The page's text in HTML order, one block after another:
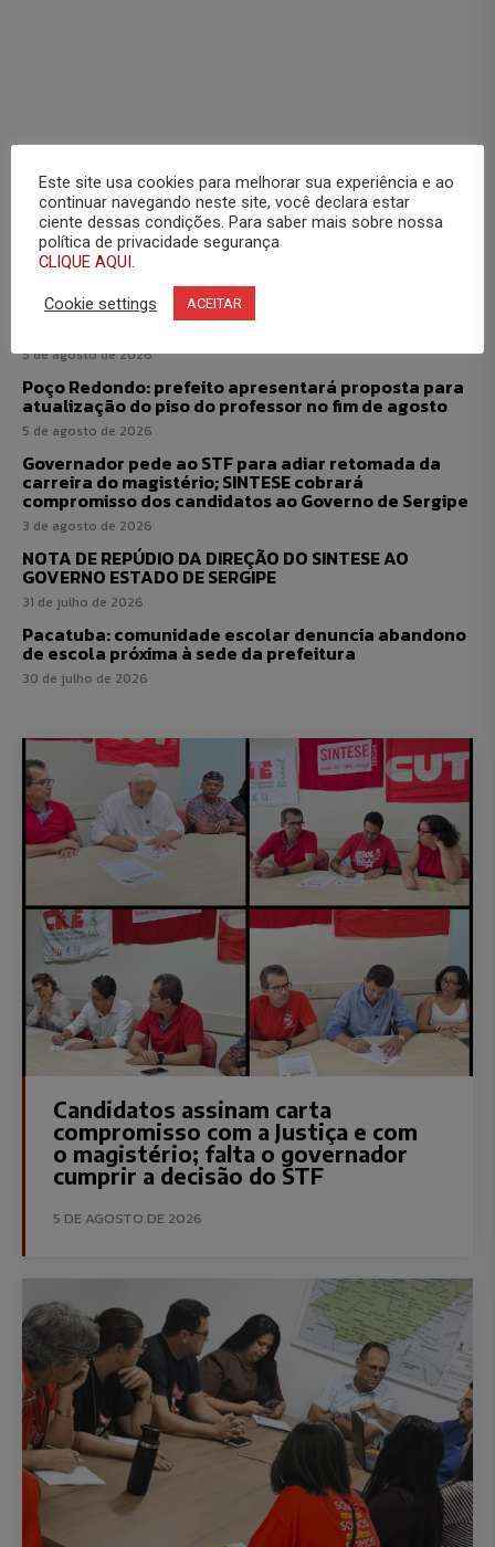
Últimas
Candidatos assinam carta compromisso com a
Justiça e com o magistério; falta o governador
cumprir a decisão do STF
5 de agosto de 2026
Poço Redondo: prefeito apresentará proposta para
atualização do piso do professor no fim de agosto
5 de agosto de 2026
Governador pede ao STF para adiar retomada da
carreira do magistério; SINTESE cobrará
compromisso dos candidatos ao Governo de Sergipe
3 de agosto de 2026
NOTA DE REPÚDIO DA DIREÇÃO DO SINTESE AO
GOVERNO ESTADO DE SERGIPE
31 de julho de 2026
Pacatuba: comunidade escolar denuncia abandono
de escola próxima à sede da prefeitura
30 de julho de 2026
Candidatos assinam carta
compromisso com a Justiça e com
o magistério; falta o governador
cumprir a decisão do STF
5 DE AGOSTO DE 2026
Este site usa cookies para melhorar sua experiência e ao
continuar navegando neste site, você declara estar
ciente dessas condições. Para saber mais sobre nossa
política de privacidade segurança
CLIQUE AQUI.
Cookie settings ACEITAR